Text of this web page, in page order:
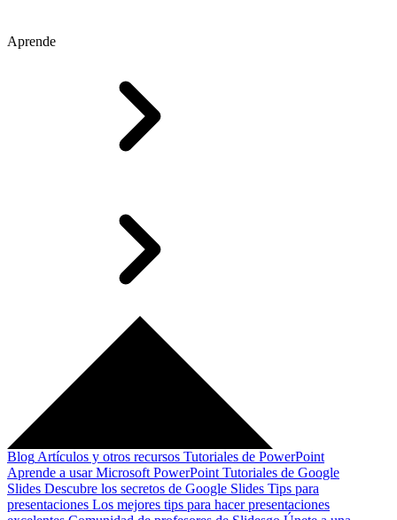
Aprende
Blog Artículos y otros recursos Tutoriales de PowerPoint
Aprende a usar Microsoft PowerPoint Tutoriales de Google
Slides Descubre los secretos de Google Slides Tips para
presentaciones Los mejores tips para hacer presentaciones